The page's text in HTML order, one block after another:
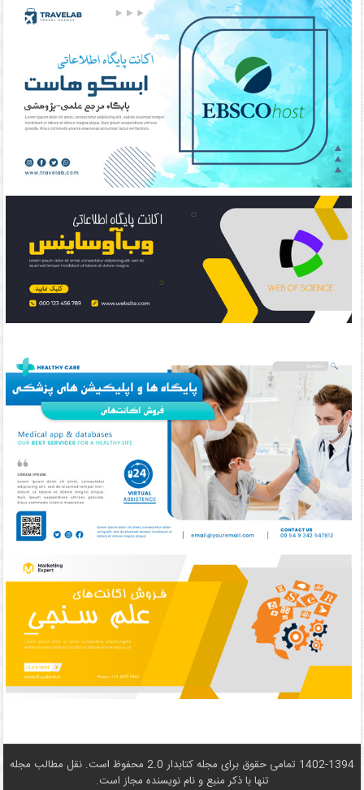
1402-1394 تمامی حقوق برای مجله کتابدار 2.0 محفوظ است. نقل مطالب مجله
تنها با ذکر منبع و نام نويسنده مجاز است.